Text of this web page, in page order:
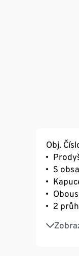
Obj.
S
2